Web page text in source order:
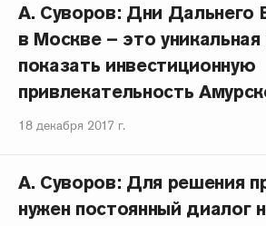
А. Суворов: Дни Дальнего
в Москве – это
показать инвестиционную
привлекательность
18 декабря 2017 г.
А. Суворов: Для решения
нужен постоянный диалог